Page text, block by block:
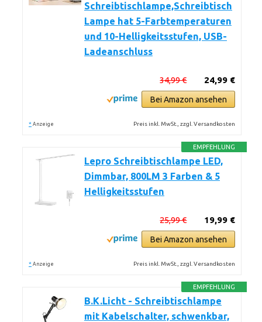
Schreibtischlampe,Schreibtisch
Lampe hat 5-Farbtemperaturen
und 10-Helligkeitsstufen, USB-
Ladeanschluss
24,99 €
34,99 €
Bei Amazon ansehen
* Anzeige Preis inkl. MwSt., zzgl. Versandkosten
EMPFEHLUNG
Lepro Schreibtischlampe LED,
Dimmbar, 800LM 3 Farben & 5
Helligkeitsstufen
19,99 €
25,99 €
Bei Amazon ansehen
* Anzeige Preis inkl. MwSt., zzgl. Versandkosten
EMPFEHLUNG
B.K.Licht - Schreibtischlampe
mit Kabelschalter, schwenkbar,